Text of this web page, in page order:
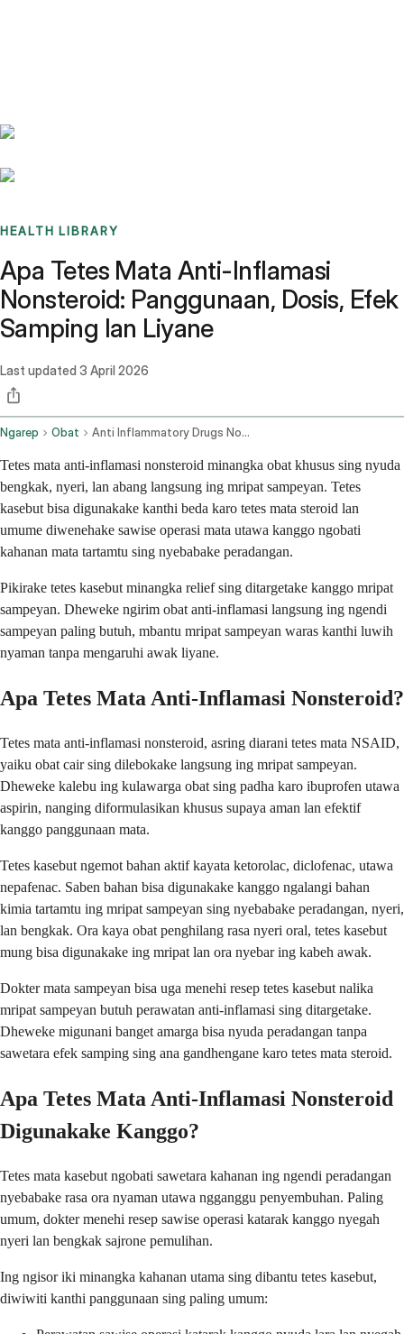
HEALTH LIBRARY
Apa Tetes Mata Anti-Inflamasi
Nonsteroid: Panggunaan, Dosis, Efek
Samping lan Liyane
Last updated 3 April 2026
Ngarep Obat Anti Inflammatory Drugs Nonsteroidal Ophthalmic Route
Tetes mata anti-inflamasi nonsteroid minangka obat khusus sing nyuda
bengkak, nyeri, lan abang langsung ing mripat sampeyan. Tetes
kasebut bisa digunakake kanthi beda karo tetes mata steroid lan
umume diwenehake sawise operasi mata utawa kanggo ngobati
kahanan mata tartamtu sing nyebabake peradangan.
Pikirake tetes kasebut minangka relief sing ditargetake kanggo mripat
sampeyan. Dheweke ngirim obat anti-inflamasi langsung ing ngendi
sampeyan paling butuh, mbantu mripat sampeyan waras kanthi luwih
nyaman tanpa mengaruhi awak liyane.
Apa Tetes Mata Anti-Inflamasi Nonsteroid?
Tetes mata anti-inflamasi nonsteroid, asring diarani tetes mata NSAID,
yaiku obat cair sing dilebokake langsung ing mripat sampeyan.
Dheweke kalebu ing kulawarga obat sing padha karo ibuprofen utawa
aspirin, nanging diformulasikan khusus supaya aman lan efektif
kanggo panggunaan mata.
Tetes kasebut ngemot bahan aktif kayata ketorolac, diclofenac, utawa
nepafenac. Saben bahan bisa digunakake kanggo ngalangi bahan
kimia tartamtu ing mripat sampeyan sing nyebabake peradangan, nyeri,
lan bengkak. Ora kaya obat penghilang rasa nyeri oral, tetes kasebut
mung bisa digunakake ing mripat lan ora nyebar ing kabeh awak.
Dokter mata sampeyan bisa uga menehi resep tetes kasebut nalika
mripat sampeyan butuh perawatan anti-inflamasi sing ditargetake.
Dheweke migunani banget amarga bisa nyuda peradangan tanpa
sawetara efek samping sing ana gandhengane karo tetes mata steroid.
Apa Tetes Mata Anti-Inflamasi Nonsteroid
Digunakake Kanggo?
Tetes mata kasebut ngobati sawetara kahanan ing ngendi peradangan
nyebabake rasa ora nyaman utawa ngganggu penyembuhan. Paling
umum, dokter menehi resep sawise operasi katarak kanggo nyegah
nyeri lan bengkak sajrone pemulihan.
Ing ngisor iki minangka kahanan utama sing dibantu tetes kasebut,
diwiwiti kanthi panggunaan sing paling umum: